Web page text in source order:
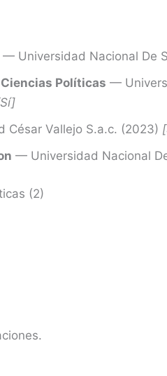
— Universidad Nacional De
Políticas —
César Vallejo S.a.c. (2023)
— Universidad Nacional
(2)